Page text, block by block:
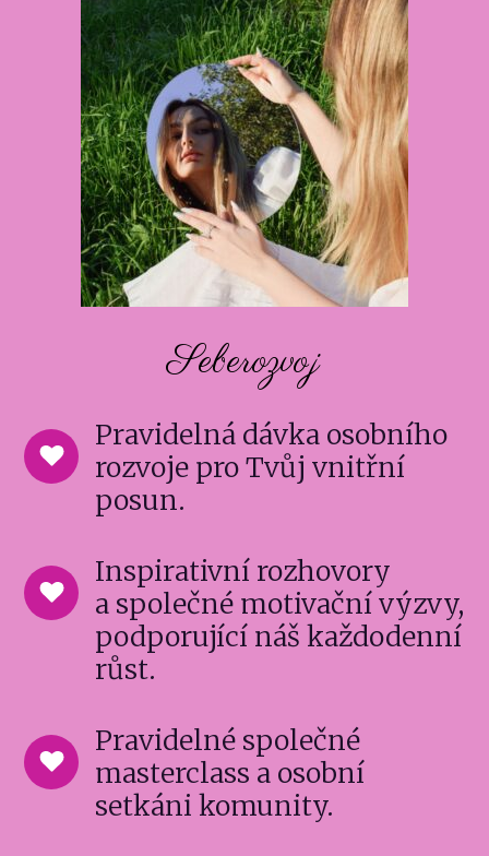
Seberozvoj
Pravidelná dávka osobního
rozvoje pro Tvůj vnitřní
posun.
Inspirativní rozhovory
a společné motivační výzvy,
podporující náš každodenní
růst.
Pravidelné společné
masterclass a osobní
setkáni komunity.